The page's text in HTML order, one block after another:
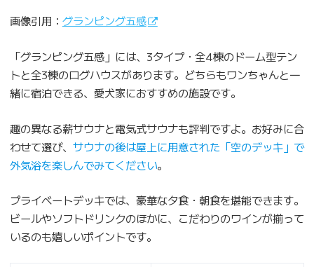
画像引用： グランピング五感
「グランピング五感」には、3タイプ・全4棟のドーム型テン
トと全3棟のログハウスがあります。どちらもワンちゃんと一
緒に宿泊できる、愛犬家におすすめの施設です。
趣の異なる薪サウナと電気式サウナも評判ですよ。お好みに合
わせて選び、 サウナの後は屋上に用意された「空のデッキ」で
外気浴を楽しんでみてください。
プライベートデッキでは、豪華な夕食・朝食を堪能できます。
ビールやソフトドリンクのほかに、こだわりのワインが揃って
いるのも嬉しいポイントです。